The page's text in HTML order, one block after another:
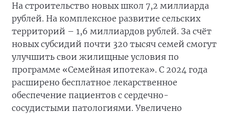
На строительство новых школ 7,2 миллиарда
рублей. На комплексное развитие сельских
территорий – 1,6 миллиардов рублей. За счёт
новых субсидий почти 320 тысяч семей смогут
улучшить свои жилищные условия по
программе «Семейная ипотека». С 2024 года
расширено бесплатное лекарственное
обеспечение пациентов с сердечно-
сосудистыми патологиями. Увеличено